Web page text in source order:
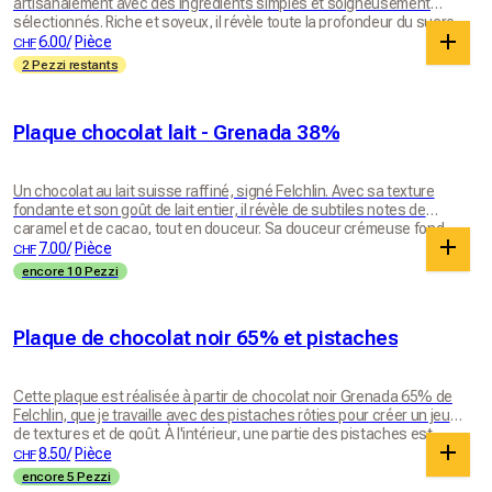
sélectionnés. Riche et soyeux, il révèle toute la profondeur du sucre
caramélisé. Sur du pain perdu encore tiède, pour votre latte
macchiato, pour accompagner une coupe de glace ou simplement à
la cuillère, chaque bouchée est un vrai moment de douceur. Ce
CHF6.00/ Pièce
2 Pezzi restants
Plaque chocolat lait - Grenada 38%
Un chocolat au lait suisse raffiné, signé Felchlin. Avec sa texture
fondante et son goût de lait entier, il révèle de subtiles notes de
caramel et de cacao, tout en douceur. Sa douceur crémeuse fond
délicatement en bouche, offrant un vrai moment de plaisir chocolaté.
Un chocolat gourmand et équilibré, à savourer à tout moment.
CHF 7.00/ Pièce
encore 10 Pezzi
Plaque de chocolat noir 65% et pistaches
Cette plaque est réalisée à partir de chocolat noir Grenada 65% de
Felchlin, que je travaille avec des pistaches rôties pour créer un jeu
de textures et de goût. À l'intérieur, une partie des pistaches est
finement mixée pour apporter du fondant et une saveur plus
intégrée. À l'extérieur, des demi-pistaches viennent apporter du
CHF8.50/ Pièce
encore 5 Pezzi